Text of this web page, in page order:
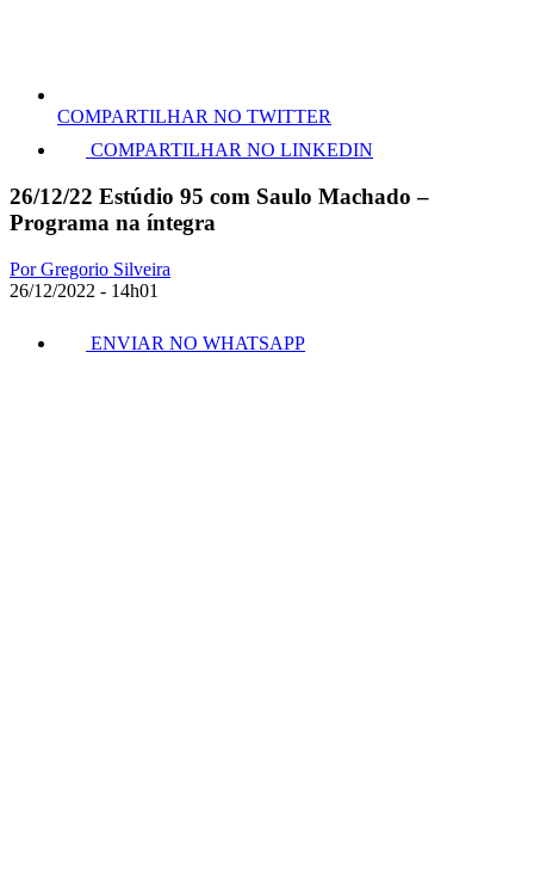
COMPARTILHAR NO TWITTER
COMPARTILHAR NO LINKEDIN
26/12/22 Estúdio 95 com Saulo Machado –
Programa na íntegra
Por Gregorio Silveira
26/12/2022 - 14h01
ENVIAR NO WHATSAPP